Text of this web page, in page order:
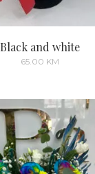
Black and white
65.00 KM